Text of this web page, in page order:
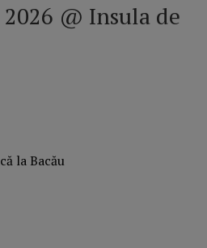
2026 @ Insula de